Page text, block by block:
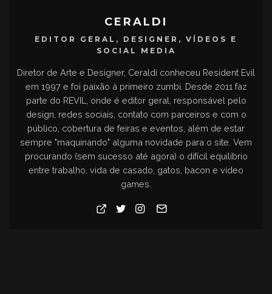
CERALDI
EDITOR GERAL, DESIGNER, VÍDEOS E
SOCIAL MEDIA
Diretor de Arte e Designer, Ceraldi conheceu Resident Evil
em 1997 e foi paixão à primeiro zumbi. Desde 2011 faz
parte do REVIL, onde é editor geral, responsável pelo
design, redes sociais, contato com parceiros e com o
público, cobertura de feiras e eventos, além de estar
sempre "maquinando" alguma novidade para o site. Vem
procurando (sem sucesso até agora) o difícil equilíbrio
entre trabalho, vida de casado, gatos, bacon e vídeo
games.